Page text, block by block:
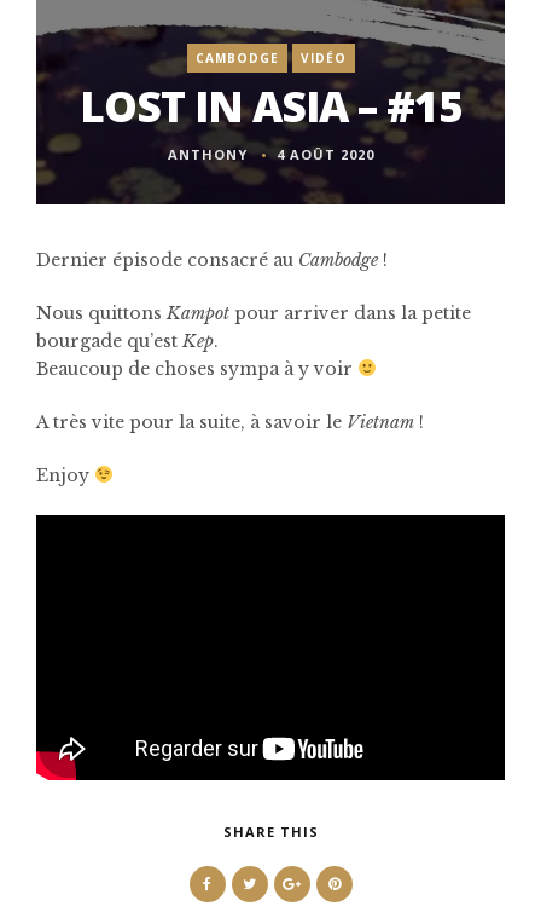
CAMBODGE VIDÉO
LOST IN ASIA – #15
ANTHONY 4 AOÛT 2020
Dernier épisode consacré au Cambodge!
Nous quittonsKampot pour arriver dans la petite
bourgade qu’estKep.
Beaucoup de choses sympa à y voir
A très vite pour la suite, à savoir le Vietnam !
Enjoy
SHARE THIS